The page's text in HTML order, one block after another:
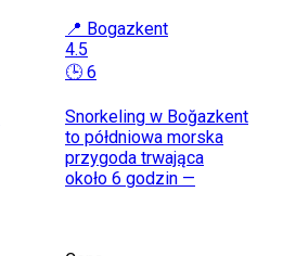
📍 Bogazkent
4.5
🕒 6
Snorkeling w Boğazkent
to półdniowa morska
przygoda trwająca
około 6 godzin —